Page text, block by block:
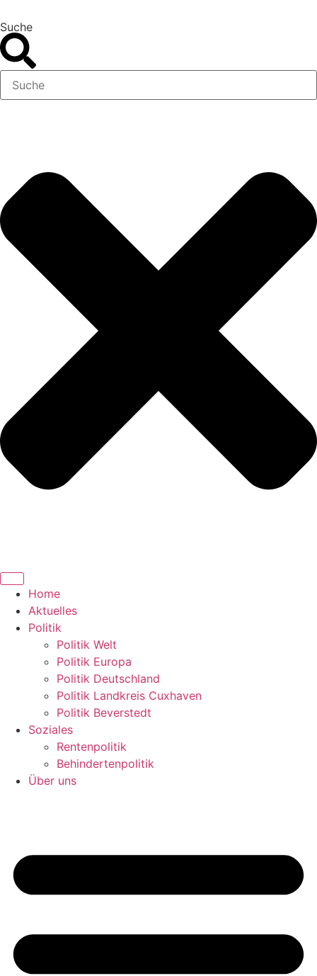
Suche
Home
Aktuelles
Politik
Politik Welt
Politik Europa
Politik Deutschland
Politik Landkreis Cuxhaven
Politik Beverstedt
Soziales
Rentenpolitik
Behindertenpolitik
Über uns